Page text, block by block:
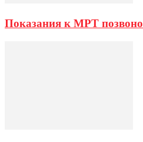
Показания к МРТ